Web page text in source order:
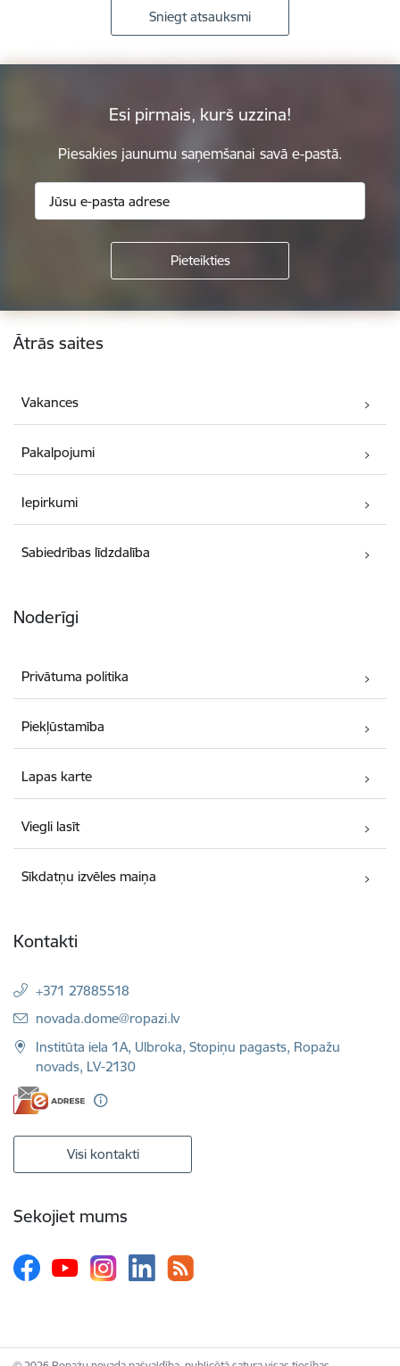
Sniegt atsauksmi
Esi pirmais, kurš uzzina!
Piesakies jaunumu saņemšanai savā e-pastā.
Kājene
Ātrās saites
Vakances
Pakalpojumi
Iepirkumi
Sabiedrības līdzdalība
Noderīgi
Privātuma politika
Piekļūstamība
Lapas karte
Viegli lasīt
Sīkdatņu izvēles maiņa
Kontakti
+371 27885518
E-pasts:
novada.dome@ropazi.lv
Institūta iela 1A, Ulbroka, Stopiņu pagasts, Ropažu
novads, LV-2130
Visi kontakti
Sekojiet mums